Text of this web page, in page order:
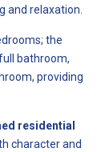
and relaxation.
the
bathroom,
providing
residential
character and